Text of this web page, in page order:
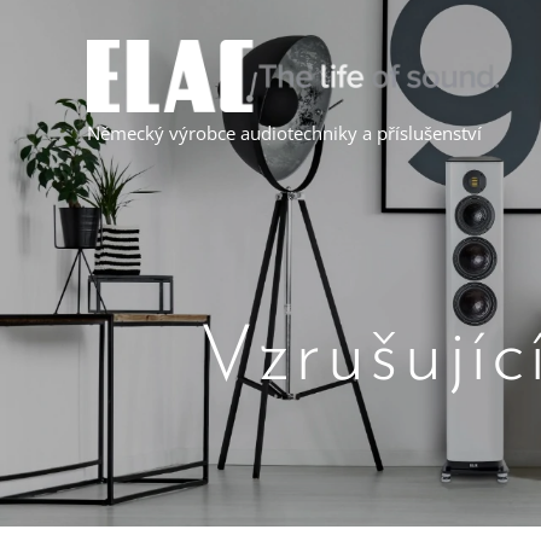
Německý výrobce audiotechniky a příslušenství